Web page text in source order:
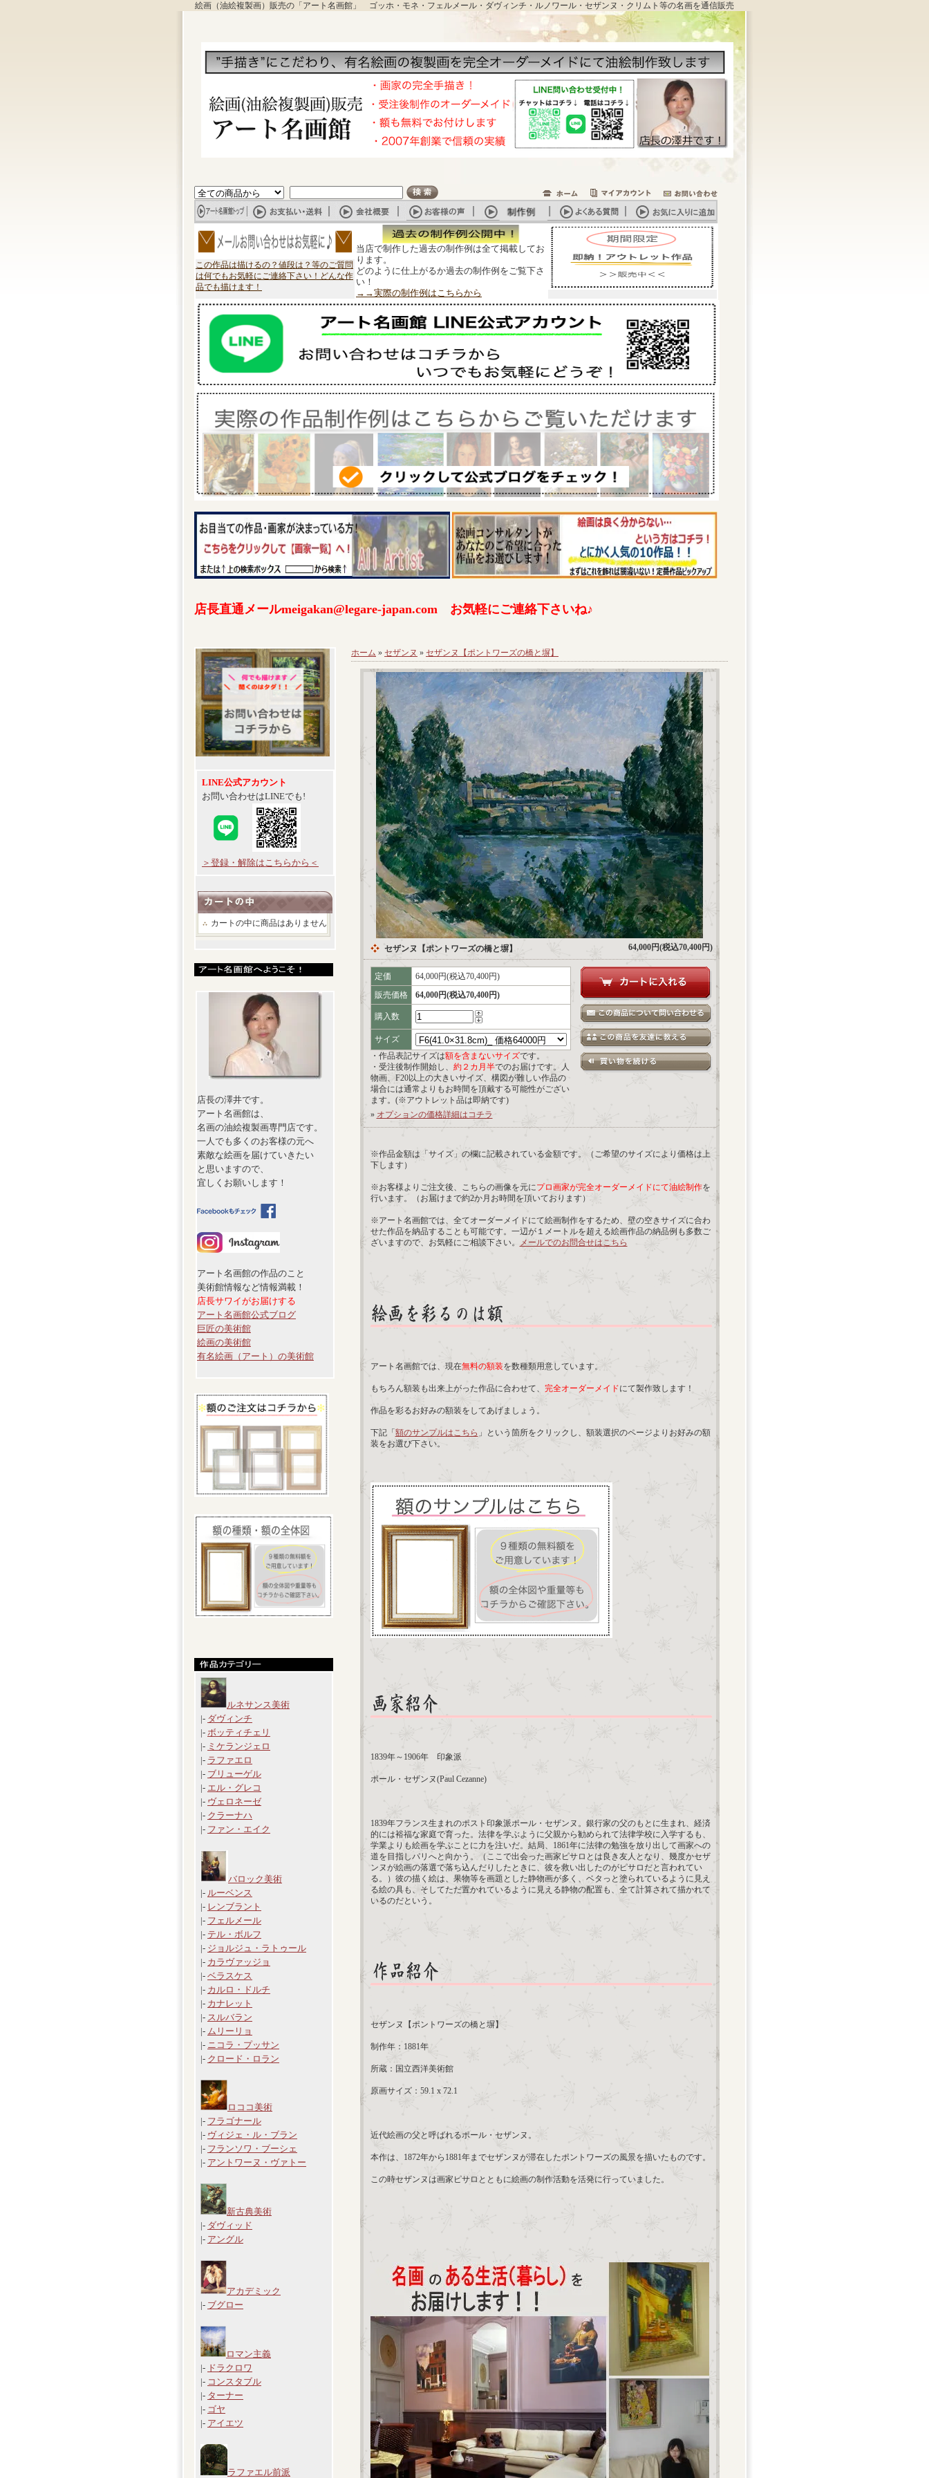
絵画（油絵複製画）販売の「アート名画館」 ゴッホ・モネ・フェルメール・ダヴィンチ・ルノワール・セザンヌ・クリムト等の名画を通信販売
この作品は描けるの？値段は？等のご質問
は何でもお気軽にご連絡下さい！どんな作
品でも描けます！
当店で制作した過去の制作例は全て掲載してお
ります。
どのように仕上がるか過去の制作例をご覧下さ
い！
→→実際の制作例はこちらから
店長直通メールmeigakan@legare-japan.com お気軽にご連絡下さいね♪
LINE公式アカウント
お問い合わせはLINEでも!
＞登録・解除はこちらから＜
カートの中に商品はありません
店長の澤井です。
アート名画館は、
名画の油絵複製画専門店です。
一人でも多くのお客様の元へ
素敵な絵画を届けていきたい
と思いますので、
宜しくお願いします！
アート名画館の作品のこと
美術館情報など情報満載！
店長サワイがお届けする
アート名画館公式ブログ
巨匠の美術館
絵画の美術館
有名絵画（アート）の美術館
ルネサンス美術
|- ダヴィンチ
|- ボッティチェリ
|- ミケランジェロ
|- ラファエロ
|- ブリューゲル
|- エル・グレコ
|- ヴェロネーゼ
|- クラーナハ
|- ファン・エイク
バロック美術
|- ルーベンス
|- レンブラント
|- フェルメール
|- テル・ボルフ
|- ジョルジュ・ラトゥール
|- カラヴァッジョ
|- ベラスケス
|- カルロ・ドルチ
|- カナレット
|- スルバラン
|- ムリーリョ
|- ニコラ・プッサン
|- クロード・ロラン
ロココ美術
|- フラゴナール
|- ヴィジェ・ル・ブラン
|- フランソワ・ブーシェ
|- アントワーヌ・ヴァトー
新古典美術
|- ダヴィッド
|- アングル
アカデミック
|- ブグロー
ロマン主義
|- ドラクロワ
|- コンスタブル
|- ターナー
|- ゴヤ
|- アイエツ
ラファエル前派
ホーム » セザンヌ » セザンヌ【ポントワーズの橋と塀】
セザンヌ【ポントワーズの橋と塀】 64,000円(税込70,400円)
定価
64,000円(税込70,400円)
販売価格
64,000円(税込70,400円)
購入数
サイズ
・作品表記サイズは額を含まないサイズです。
・受注後制作開始し、 約２カ月半でのお届けです。人
物画、F20以上の大きいサイズ、構図が難しい作品の
場合には通常よりもお時間を頂戴する可能性がござい
ます。(※アウトレット品は即納です)
» オプションの価格詳細はコチラ
※作品金額は「サイズ」の欄に記載されている金額です。（ご希望のサイズにより価格は上
下します）
※お客様よりご注文後、こちらの画像を元にプロ画家が完全オーダーメイドにて油絵制作を
行います。（お届けまで約2か月お時間を頂いております）
※アート名画館では、全てオーダーメイドにて絵画制作をするため、壁の空きサイズに合わ
せた作品を納品することも可能です。一辺が１メートルを超える絵画作品の納品例も多数ご
ざいますので、お気軽にご相談下さい。
メールでのお問合せはこちら
アート名画館では、現在無料の額装を数種類用意しています。
もちろん額装も出来上がった作品に合わせて、 完全オーダーメイドにて製作致します！
作品を彩るお好みの額装をしてあげましょう。
下記「 額のサンプルはこちら 」という箇所をクリックし、額装選択のページよりお好みの額
装をお選び下さい。
1839年～1906年 印象派
ポール・セザンヌ(Paul Cezanne)
1839年フランス生まれのポスト印象派ポール・セザンヌ。銀行家の父のもとに生まれ、経済
的には裕福な家庭で育った。法律を学ぶように父親から勧められて法律学校に入学するも、
学業よりも絵画を学ぶことに力を注いだ。結局、1861年に法律の勉強を放り出して画家への
道を目指しパリへと向かう。（ここで出会った画家ピサロとは良き友人となり、幾度かセザ
ンヌが絵画の落選で落ち込んだりしたときに、彼を救い出したのがピサロだと言われてい
る。）彼の描く絵は、果物等を画題とした静物画が多く、ベタっと塗られているように見え
る絵の具も、そしてただ置かれているように見える静物の配置も、全て計算されて描かれて
いるのだという。
セザンヌ【ポントワーズの橋と塀】
制作年：1881年
所蔵：国立西洋美術館
原画サイズ：59.1 x 72.1
近代絵画の父と呼ばれるポール・セザンヌ。
本作は、1872年から1881年までセザンヌが滞在したポントワーズの風景を描いたものです。
この時セザンヌは画家ピサロとともに絵画の制作活動を活発に行っていました。